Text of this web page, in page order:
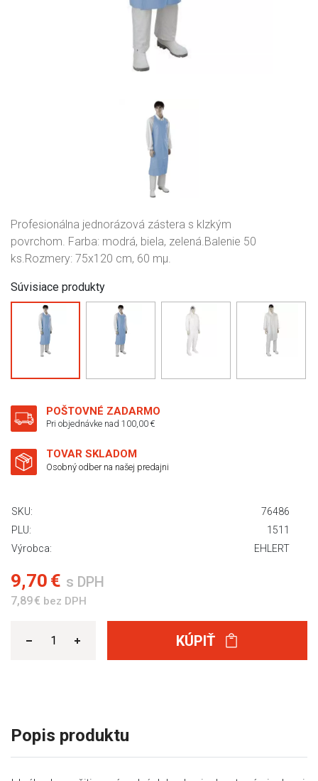
Profesionálna jednorázová zástera s klzkým
povrchom. Farba: modrá, biela, zelená.Balenie 50
ks.Rozmery: 75x120 cm, 60 mµ.
Súvisiace produkty
POŠTOVNÉ ZADARMO
Pri objednávke nad 100,00 €
TOVAR SKLADOM
Osobný odber na našej predajni
SKU:
76486
PLU:
1511
Výrobca:
EHLERT
9,70 € s DPH
7,89 € bez DPH
KÚPIŤ
Popis produktu